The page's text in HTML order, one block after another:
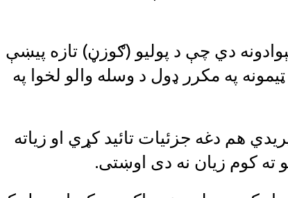
دي چې د پولیو (ګوزڼ) تازه پیښې
په مکرر ډول د وسله والو لخوا په
هم دغه جزئيات تائيد کړي او زياته
ته کوم زيان نه دى اوښتى.